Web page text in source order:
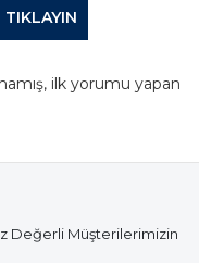
TIKLAYIN
ilk yorumu yapan
Değerli Müşterilerimizin